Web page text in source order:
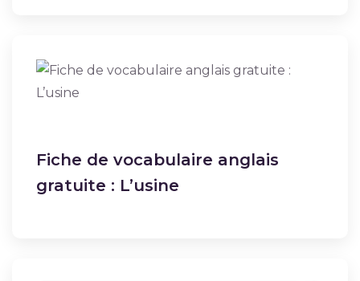
Fiche de vocabulaire anglais
gratuite : L’usine